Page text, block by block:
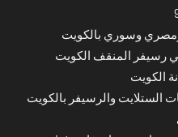
وسوري بالكويت
رسيفر المنقف الكويت
الكويت
والرسيفر بالكويت